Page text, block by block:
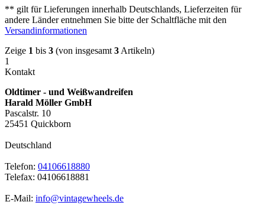
** gilt für Lieferungen innerhalb Deutschlands, Lieferzeiten für
andere Länder entnehmen Sie bitte der Schaltfläche mit den
Versandinformationen
Zeige 1 bis 3 (von insgesamt 3 Artikeln)
1
Kontakt
Oldtimer - und Weißwandreifen
Harald Möller GmbH
Pascalstr. 10
25451 Quickborn
Deutschland
Telefon: 04106618880
Telefax: 04106618881
E-Mail: info@vintagewheels.de